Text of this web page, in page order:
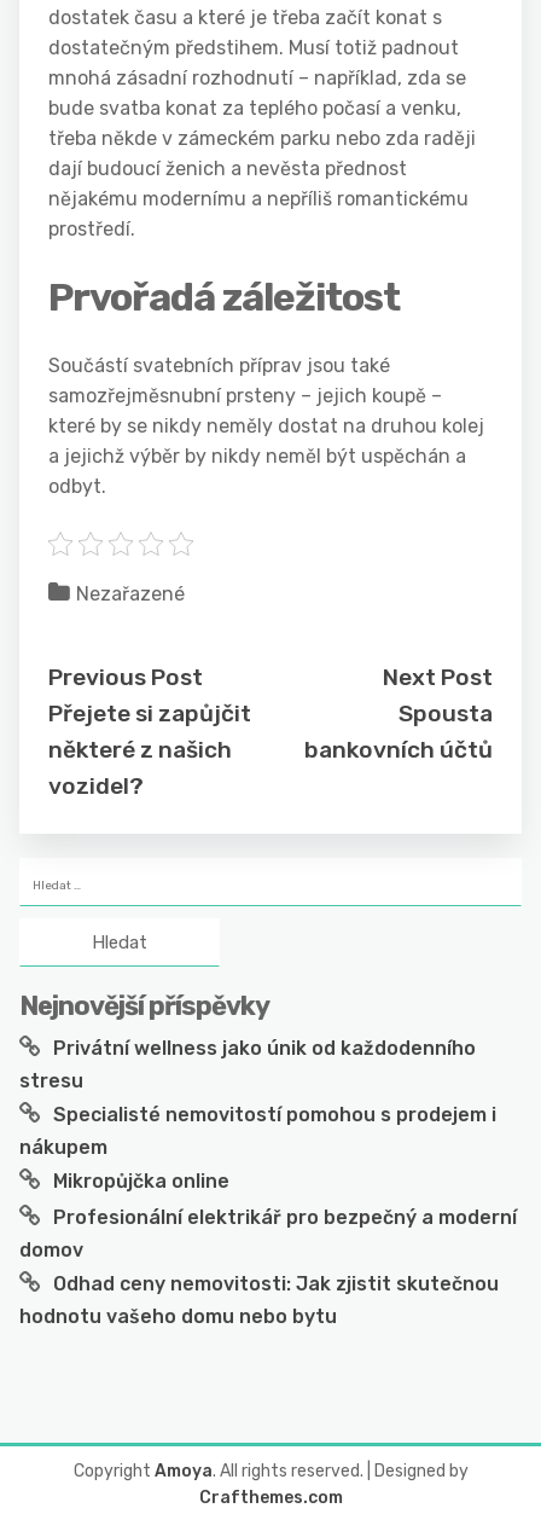
dostatek času a které je třeba začít konat s
dostatečným předstihem. Musí totiž padnout
mnohá zásadní rozhodnutí – například, zda se
bude svatba konat za teplého počasí a venku,
třeba někde v zámeckém parku nebo zda raději
dají budoucí ženich a nevěsta přednost
nějakému modernímu a nepříliš romantickému
prostředí.
Prvořadá záležitost
Součástí svatebních příprav jsou také
samozřejměsnubní prsteny – jejich koupě –
které by se nikdy neměly dostat na druhou kolej
a jejichž výběr by nikdy neměl být uspěchán a
odbyt.
Nezařazené
Previous Post
Přejete si zapůjčit
některé z našich
vozidel?
Next Post
Spousta
bankovních účtů
Nejnovější příspěvky
Privátní wellness jako únik od každodenního
stresu
Specialisté nemovitostí pomohou s prodejem i
nákupem
Mikropůjčka online
Profesionální elektrikář pro bezpečný a moderní
domov
Odhad ceny nemovitosti: Jak zjistit skutečnou
hodnotu vašeho domu nebo bytu
Copyright Amoya. All rights reserved.
| Designed by
Crafthemes.com